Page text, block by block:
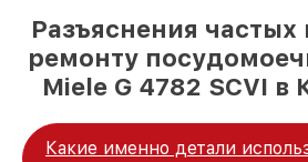
Разъяснения частых
ремонту
Miele G 4782 SCVI в
Какие именно детали